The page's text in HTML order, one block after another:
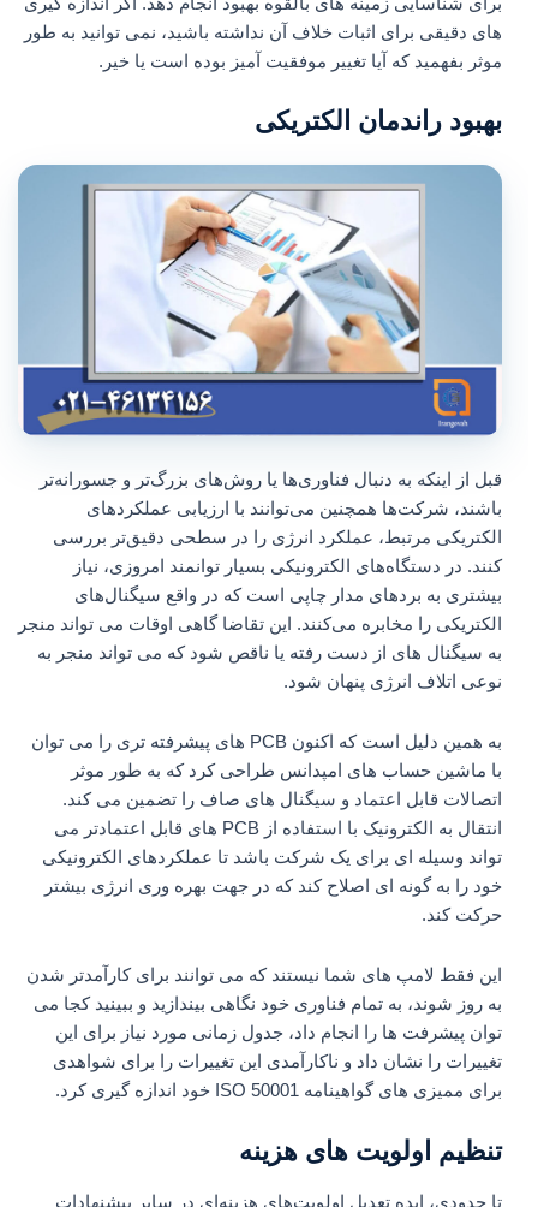
های دقیقی برای اثبات خلاف آن نداشته باشید، نمی توانید به طور
موثر بفهمید که آیا تغییر موفقیت آمیز بوده است یا خیر.
بهبود راندمان الکتریکی
قبل از اینکه به دنبال فناوری‌ها یا روش‌های بزرگ‌تر و جسورانه‌تر
باشند، شرکت‌ها همچنین می‌توانند با ارزیابی عملکردهای
الکتریکی مرتبط، عملکرد انرژی را در سطحی دقیق‌تر بررسی
کنند. در دستگاه‌های الکترونیکی بسیار توانمند امروزی، نیاز
بیشتری به بردهای مدار چاپی است که در واقع سیگنال‌های
الکتریکی را مخابره می‌کنند. این تقاضا گاهی اوقات می تواند منجر
به سیگنال های از دست رفته یا ناقص شود که می تواند منجر به
نوعی اتلاف انرژی پنهان شود.
به همین دلیل است که اکنون PCB های پیشرفته تری را می توان
با ماشین حساب های امپدانس طراحی کرد که به طور موثر
اتصالات قابل اعتماد و سیگنال های صاف را تضمین می کند.
انتقال به الکترونیک با استفاده از PCB های قابل اعتمادتر می
تواند وسیله ای برای یک شرکت باشد تا عملکردهای الکترونیکی
خود را به گونه ای اصلاح کند که در جهت بهره وری انرژی بیشتر
حرکت کند.
این فقط لامپ های شما نیستند که می توانند برای کارآمدتر شدن
به روز شوند، به تمام فناوری خود نگاهی بیندازید و ببینید کجا می
توان پیشرفت ها را انجام داد، جدول زمانی مورد نیاز برای این
تغییرات را نشان داد و ناکارآمدی این تغییرات را برای شواهدی
برای ممیزی های گواهینامه ISO 50001 خود اندازه گیری کرد.
تنظیم اولویت های هزینه
تا حدودی، ایده تعدیل اولویت‌های هزینه‌ای در سایر پیشنهادات